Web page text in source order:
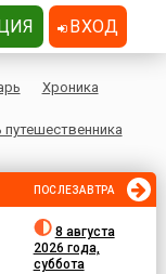
Хроника
ПОСЛЕЗАВТРА
8 августа
2026 года,
суббота
ВХОД